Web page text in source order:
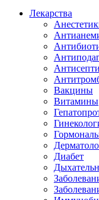
Лекарства
Вакцины
Витамины
Диабет